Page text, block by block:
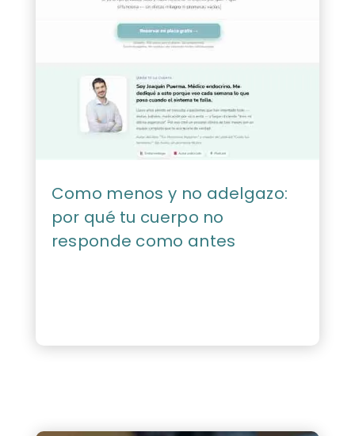
Como menos y no adelgazo:
por qué tu cuerpo no
responde como antes